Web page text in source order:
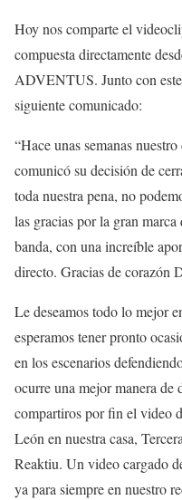
Hoy nos comparte el
compuesta directamente
ADVENTUS. Junto con
siguiente comunicado:
“Hace unas semanas
comunicó su decisión de
toda nuestra pena, no
las gracias por la gran
banda, con una increíble
directo. Gracias de corazón
Le deseamos todo lo mejor
esperamos tener pronto
en los escenarios
ocurre una mejor manera de
compartiros por fin el video
León en nuestra casa,
Reaktiu. Un video cargado
ya para siempre en nuestro